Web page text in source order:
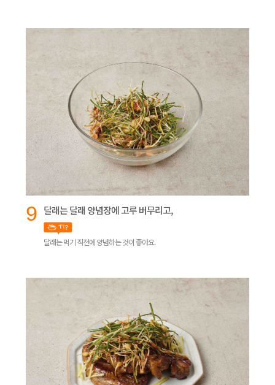
9 달래는 달래 양념장에 고루 버무리고,
달래는 먹기 직전에 양념하는 것이 좋아요.